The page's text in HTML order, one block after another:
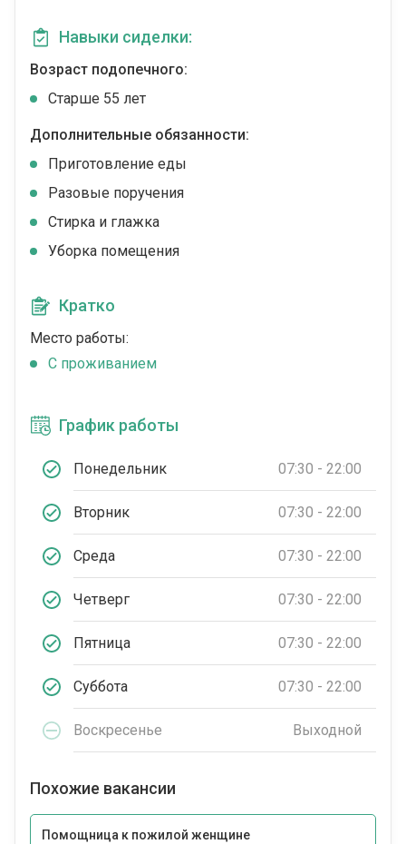
Навыки сиделки:
Возраст подопечного:
Cтарше 55 лет
Дополнительные обязанности:
Приготовление еды
Разовые поручения
Стирка и глажка
Уборка помещения
Кратко
Место работы:
C проживанием
График работы
Понедельник 07:30 - 22:00
Вторник 07:30 - 22:00
Среда 07:30 - 22:00
Четверг 07:30 - 22:00
Пятница 07:30 - 22:00
Суббота 07:30 - 22:00
Воскресенье Выходной
Похожие вакансии
Помощница к пожилой женщине